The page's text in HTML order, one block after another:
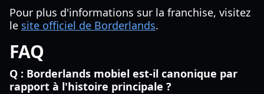
Pour plus d'informations sur la franchise, visitez
le site officiel de Borderlands.
FAQ
Q : Borderlands mobiel est-il canonique par
rapport à l'histoire principale ?